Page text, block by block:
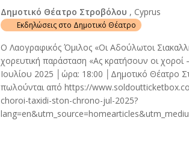
Δημοτικό Θέατρο Στροβόλου , Cyprus
Εκδηλώσεις στο Δημοτικό Θέατρο
Ο Λαογραφικός Όμιλος «Οι Αδούλωτοι
χορευτική παράσταση «Ας κρατήσουν οι χοροί
Ιουλίου 2025 │ώρα: 18:00 │Δημοτικό Θέατρο
πωλούνται από https://
choroi-taxidi-ston-chrono-jul-2025?